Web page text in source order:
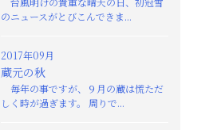
のニュースがとびこんできま...
2017年09月
蔵元の秋
毎年の事ですが、９月の蔵は慌ただ
しく時が過ぎます。 周りで...